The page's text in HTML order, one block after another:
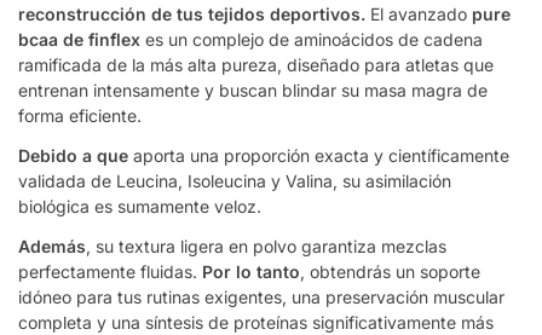
reconstrucción de tus tejidos deportivos. El avanzado pure
bcaa de finflex es un complejo de aminoácidos de cadena
ramificada de la más alta pureza, diseñado para atletas que
entrenan intensamente y buscan blindar su masa magra de
forma eficiente.
Debido a que aporta una proporción exacta y científicamente
validada de Leucina, Isoleucina y Valina, su asimilación
biológica es sumamente veloz.
Además, su textura ligera en polvo garantiza mezclas
perfectamente fluidas. Por lo tanto, obtendrás un soporte
idóneo para tus rutinas exigentes, una preservación muscular
completa y una síntesis de proteínas significativamente más